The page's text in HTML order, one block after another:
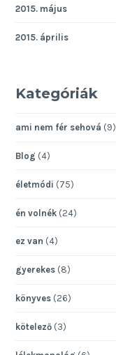
2015. május
2015. április
Kategóriák
ami nem fér sehová (9)
Blog (4)
életmódi (75)
én volnék (24)
ez van (4)
gyerekes (8)
könyves (26)
kötelező (3)